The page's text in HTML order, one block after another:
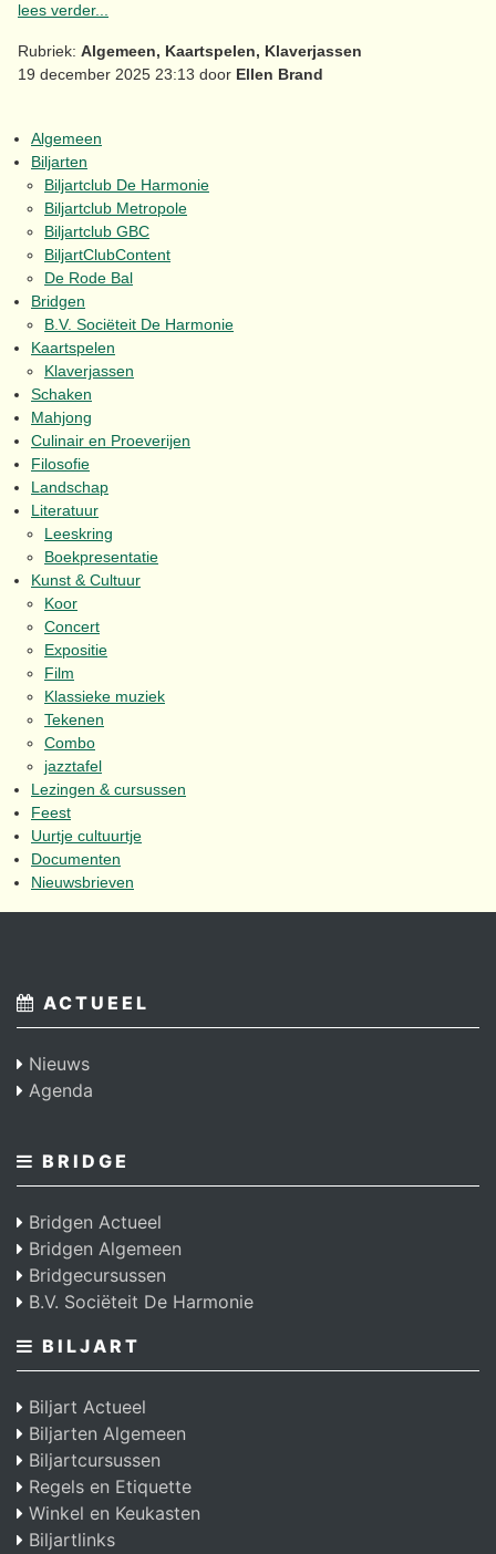
lees verder...
Rubriek: Algemeen, Kaartspelen, Klaverjassen
19 december 2025 23:13 door Ellen Brand
Algemeen
Biljarten
Biljartclub De Harmonie
Biljartclub Metropole
Biljartclub GBC
BiljartClubContent
De Rode Bal
Bridgen
B.V. Sociëteit De Harmonie
Kaartspelen
Klaverjassen
Schaken
Mahjong
Culinair en Proeverijen
Filosofie
Landschap
Literatuur
Leeskring
Boekpresentatie
Kunst & Cultuur
Koor
Concert
Expositie
Film
Klassieke muziek
Tekenen
Combo
jazztafel
Lezingen & cursussen
Feest
Uurtje cultuurtje
Documenten
Nieuwsbrieven
ACTUEEL
Nieuws
Agenda
BRIDGE
Bridgen Actueel
Bridgen Algemeen
Bridgecursussen
B.V. Sociëteit De Harmonie
BILJART
Biljart Actueel
Biljarten Algemeen
Biljartcursussen
Regels en Etiquette
Winkel en Keukasten
Biljartlinks